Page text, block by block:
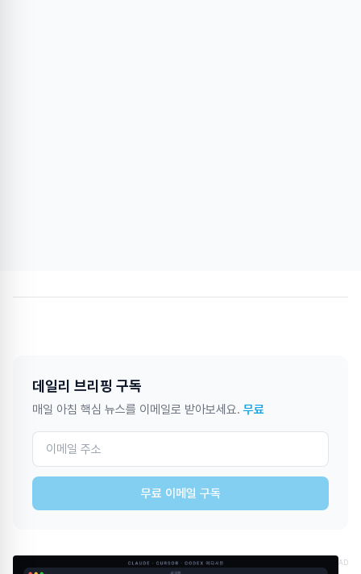
데일리 브리핑 구독
매일 아침 핵심 뉴스를 이메일로 받아보세요. 무료
무료 이메일 구독
AD